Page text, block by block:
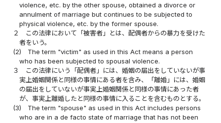
violence, etc. by the other spouse, obtained a divorce or
annulment of marriage but continues to be subjected to
physical violence, etc. by the former spouse.
２
この法律において「被害者」とは、配偶者からの暴力を受けた
者をいう。
(2)
The term "victim" as used in this Act means a person
who has been subjected to spousal violence.
３
この法律にいう「配偶者」には、婚姻の届出をしていないが事
実上婚姻関係と同様の事情にある者を含み、「離婚」には、婚姻
の届出をしていないが事実上婚姻関係と同様の事情にあった者
が、事実上離婚したと同様の事情に入ることを含むものとする。
(3)
The term "spouse" as used in this Act includes persons
who are in a de facto state of marriage that has not been